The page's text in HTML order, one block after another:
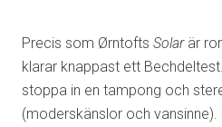
Precis som Ørntofts Solar är
klarar knappast ett
stoppa in en tampong och
(moderskänslor och